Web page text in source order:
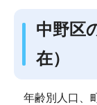
中野区
在）
年齢別人口、